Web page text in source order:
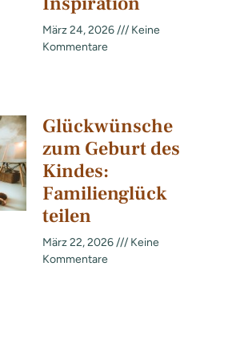
März 24, 2026
Keine
Kommentare
Glückwünsche
zum Geburt des
Kindes:
Familienglück
teilen
März 22, 2026
Keine
Kommentare